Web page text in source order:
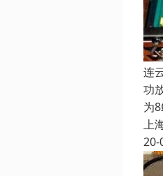
连
功
为
上
20-